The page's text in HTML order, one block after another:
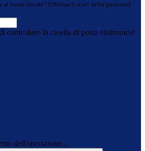
al nome utente? Effettua il reset della password
controllare la casella di posta elettronica!
dell'operazione...